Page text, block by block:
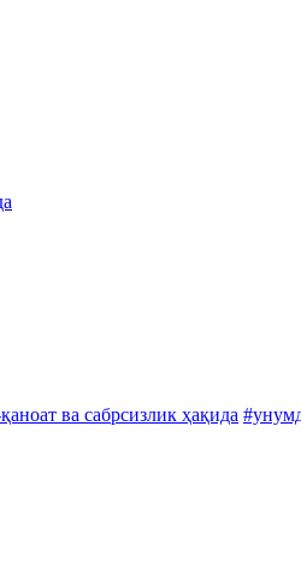
ва сабрсизлик ҳақида